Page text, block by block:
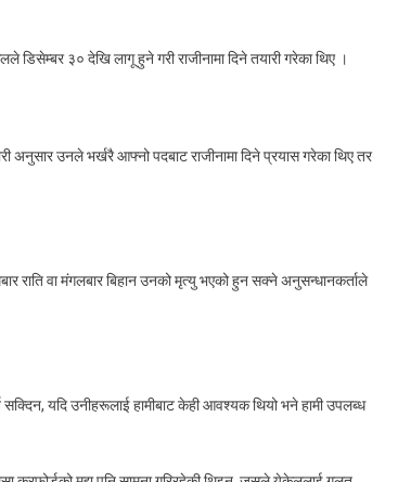
३० देखि लागू हुने गरी राजीनामा दिने तयारी गरेका थिए ।
अनुसार उनले भर्खरै आफ्नो पदबाट राजीनामा दिने प्रयास गरेका थिए तर
राति वा मंगलबार बिहान उनको मृत्यु भएको हुन सक्ने अनुसन्धानकर्ताले
यदि उनीहरूलाई हामीबाट केही आवश्यक थियो भने हामी उपलब्ध